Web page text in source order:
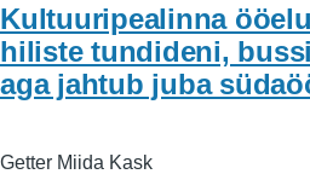
Kultuuripealinna
hiliste tundideni,
aga jahtub juba
Getter Miida Kask